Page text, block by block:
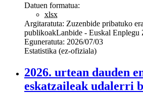
Datuen formatua:
xlsx
Argitaratuta: Zuzenbide pribatuko
publikoakLanbide - Euskal Enplegu
Eguneratuta: 2026/07/03
Estatistika (ez-ofiziala)
2026. urtean dauden
eskatzaileak udalerri